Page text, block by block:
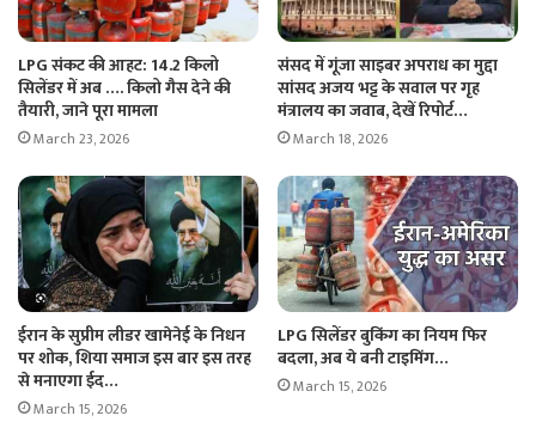
LPG संकट की आहट: 14.2 किलो
सिलेंडर में अब …. किलो गैस देने की
तैयारी, जाने पूरा मामला
March 23, 2026
संसद में गूंजा साइबर अपराध का मुद्दा
सांसद अजय भट्ट के सवाल पर गृह
मंत्रालय का जवाब, देखें रिपोर्ट…
March 18, 2026
ईरान के सुप्रीम लीडर खामेनेई के निधन
पर शोक, शिया समाज इस बार इस तरह
से मनाएगा ईद…
March 15, 2026
LPG सिलेंडर बुकिंग का नियम फिर
बदला, अब ये बनी टाइमिंग…
March 15, 2026